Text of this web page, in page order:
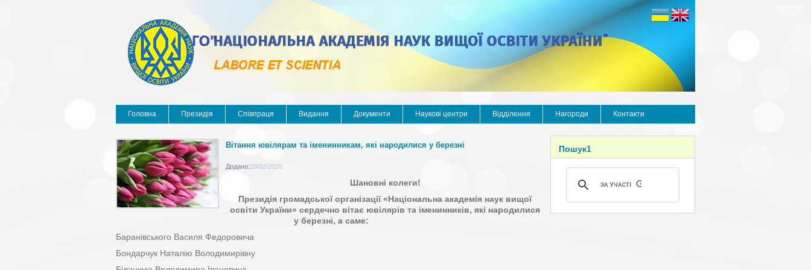
Головна Президія Співпраця Видання Документи Наукові центри Відділення Нагороди Контакти
Вітання ювілярам та іменинникам, які народилися у березні
Додано:28/02/2026
Шановні колеги!
Президія громадської організації «Національна академія наук вищої
освіти України» сердечно вітає ювілярів та іменинників, які народилися
у березні, а саме:
Баранівського Василя Федоровича
Бондарчук Наталію Володимирівну
Пошук1